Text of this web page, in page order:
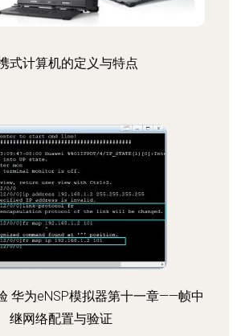
式计算机的定义与特点
华为eNSP模拟器第十一章——帧中
继网络配置与验证